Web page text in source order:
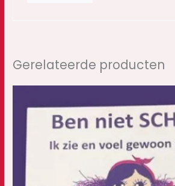
Gerelateerde producten